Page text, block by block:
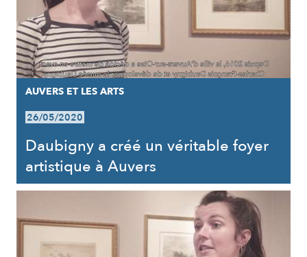
AUVERS ET LES ARTS
26/05/2020
Daubigny a créé un véritable foyer
artistique à Auvers